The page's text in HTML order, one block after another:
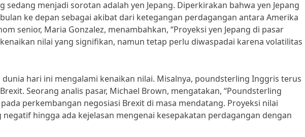
sedang menjadi sorotan adalah yen Jepang. Diperkirakan bahwa yen Jepang
ke depan sebagai akibat dari ketegangan perdagangan antara Amerika
senior, Maria Gonzalez, menambahkan, “Proyeksi yen Jepang di pasar
nilai yang signifikan, namun tetap perlu diwaspadai karena volatilitas
hari ini mengalami kenaikan nilai. Misalnya, poundsterling Inggris terus
Seorang analis pasar, Michael Brown, mengatakan, “Poundsterling
perkembangan negosiasi Brexit di masa mendatang. Proyeksi nilai
hingga ada kejelasan mengenai kesepakatan perdagangan dengan